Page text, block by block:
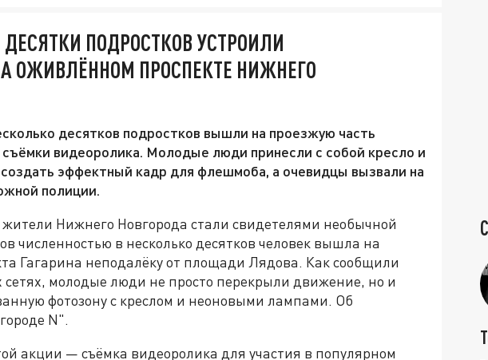
ПОДРОСТКОВ УСТРОИЛИ
ОЖИВЛЁННОМ ПРОСПЕКТЕ НИЖНЕГО
десятков подростков вышли на проезжую часть
съёмки видеоролика. Молодые люди принесли с собой кресло и
эффектный кадр для флешмоба, а очевидцы вызвали на
полиции.
жители Нижнего Новгорода стали свидетелями необычной
численностью в несколько десятков человек вышла на
Гагарина неподалёку от площади Лядова. Как сообщили
молодые люди не просто перекрыли движение, но и
фотозону с креслом и неоновыми лампами. Об
N".
акции — съёмка видеоролика для участия в популярном